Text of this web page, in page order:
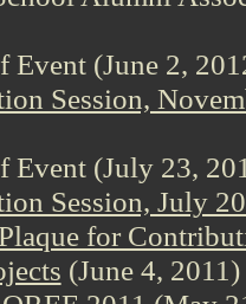
Event (June 2,
Session,
Event (July 23,
Session, July
for
(June 4, 2011)